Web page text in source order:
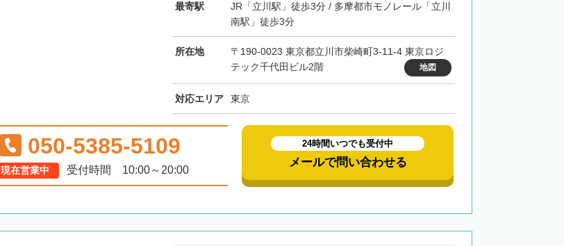
最寄駅
JR「立川駅」徒歩3分 / 多摩都市モノレール「立川
南駅」徒歩3分
所在地
〒190-0023 東京都立川市柴崎町3-11-4 東京ロジ
テック千代田ビル2階
地図
対応エリア 東京
050-5385-5109
現在営業中 受付時間 10:00～20:00
24時間いつでも受付中
メールで問い合わせる